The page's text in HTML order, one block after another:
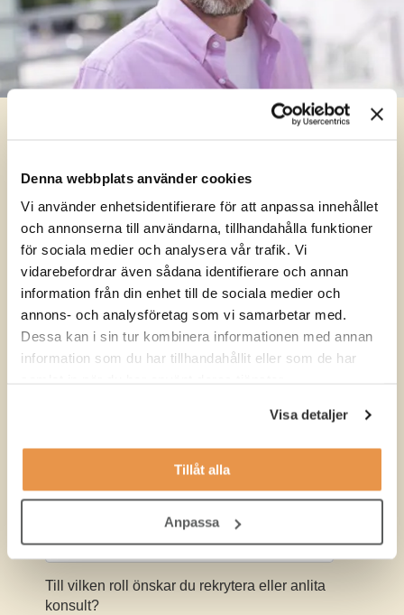
Denna webbplats använder cookies
Vi använder enhetsidentifierare för att anpassa innehållet
och annonserna till användarna, tillhandahålla funktioner
för sociala medier och analysera vår trafik. Vi
vidarebefordrar även sådana identifierare och annan
information från din enhet till de sociala medier och
annons- och analysföretag som vi samarbetar med.
Dessa kan i sin tur kombinera informationen med annan
information som du har tillhandahållit eller som de har
Visa detaljer
Tillåt alla
Anpassa
Hej! Vi har glada att du hittat till vårt bemanningsföretag i
Norrköping. Behöver du hyra in personal? Lämna din
information och beskriv kort vilken typ av roll du söker, så blir
du strax uppringd. Vi ser fram emot att höra från dig!